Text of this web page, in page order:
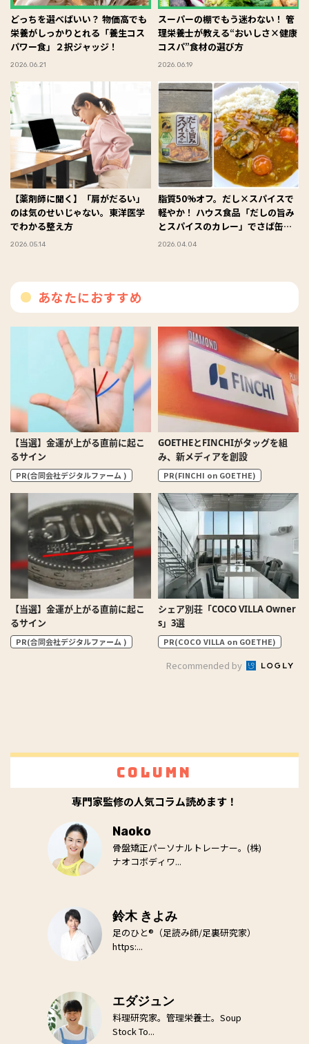
どっちを選べばいい？ 物価高でも
栄養がしっかりとれる「養生コス
パワー食」２択ジャッジ！
2026.06.21
スーパーの棚でもう迷わない！ 管
理栄養士が教える“おいしさ×健康
コスパ”食材の選び方
2026.06.19
【薬剤師に聞く】「肩がだるい」
のは気のせいじゃない。東洋医学
でわかる整え方
2026.05.14
脂質50%オフ。だし×スパイスで
軽やか！ ハウス食品「だしの旨み
とスパイスのカレー」でさば缶だ
しカレーを作ってみた #Omezaト
2026.04.04
あなたにおすすめ
【当選】金運が上がる直前に起こ
るサイン
PR(合同会社デジタルファーム )
GOETHEとFINCHIがタッグを組
み、新メディアを創設
PR(FINCHI on GOETHE)
【当選】金運が上がる直前に起こ
るサイン
PR(合同会社デジタルファーム )
シェア別荘「COCO VILLA Owner
s」3選
PR(COCO VILLA on GOETHE)
Recommended by
Column
専門家監修の人気コラム読めます！
Naoko
骨盤矯正パーソナルトレーナー。(株)
ナオコボディワ...
鈴木 きよみ
足のひと®（足読み師/足裏研究家）
https:...
エダジュン
料理研究家。管理栄養士。Soup
Stock To...